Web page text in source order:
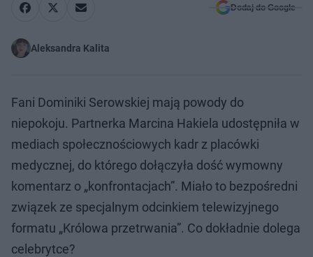
Dodaj do Google
Aleksandra Kalita
Fani Dominiki Serowskiej mają powody do
niepokoju. Partnerka Marcina Hakiela udostępniła w
mediach społecznościowych kadr z placówki
medycznej, do którego dołączyła dość wymowny
komentarz o „konfrontacjach”. Miało to bezpośredni
związek ze specjalnym odcinkiem telewizyjnego
formatu „Królowa przetrwania”. Co dokładnie dolega
celebrytce?